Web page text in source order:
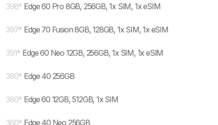
398* Edge 60 Pro 8GB, 256GB, 1x SIM, 1x eSIM
397* Edge 70 Fusion 8GB, 128GB, 1x SIM, 1x eSIM
391* Edge 60 Neo 12GB, 256GB, 1x SIM, 1x eSIM
380* Edge 40 256GB
380* Edge 60 12GB, 512GB, 1x SIM
360* Edge 40 Neo 256GB